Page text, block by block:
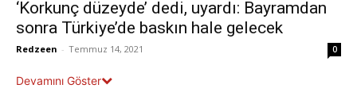
‘Korkunç düzeyde’ dedi, uyardı: Bayramdan
sonra Türkiye’de baskın hale gelecek
Redzeen - Temmuz 14, 2021 0
Devamını Göster